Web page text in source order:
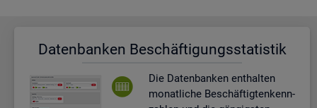
Da­ten­ban­ken Be­schäf­ti­gungs­sta­tis­tik
Die Da­ten­ban­ken ent­hal­ten
mo­nat­li­che Be­schäf­tig­ten­kenn­